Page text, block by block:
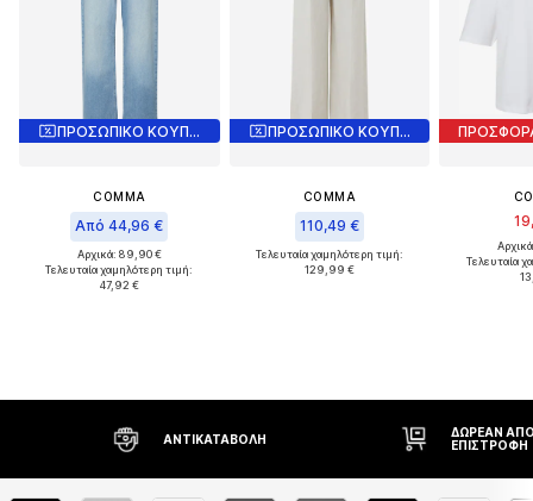
ΠΡΟΣΩΠΙΚΟ ΚΟΥΠΟΝΙ
COMMA
Από 44,96 €
Αρχικά: 89,90 €
Τελευταία χαμηλότερη τιμή:
47,92 €
ΠΡΟΣΩΠΙΚΟ ΚΟΥΠΟΝΙ
COMMA
110,49 €
Τελευταία χαμηλότερη τιμή:
129,99 €
Τελευταία
ΔΩΡΕΆΝ ΑΠΟΣΤΟΛΉ* ΚΑΙ
ΕΠΙΣΤΡΟΦΉ